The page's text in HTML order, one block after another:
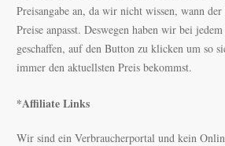
Preisangabe an, da wir nicht wissen, wann
Preise anpasst. Deswegen haben wir bei
geschaffen, auf den Button zu klicken um so
immer den aktuellsten Preis bekommst.
*Affiliate Links
Wir sind ein Verbraucherportal und kein